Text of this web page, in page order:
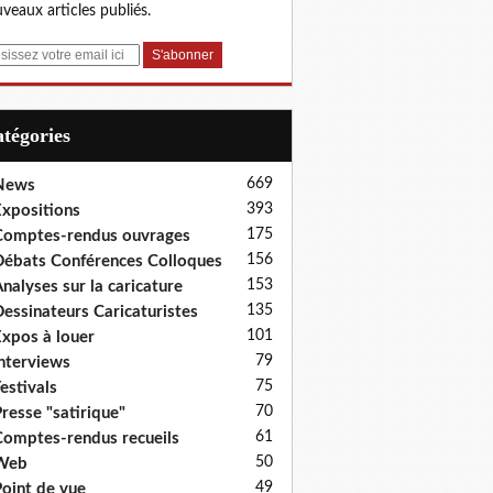
articles publiés.
669
393
rendus ouvrages 175
Conférences Colloques 156
sur la caricature 153
Caricaturistes 135
à louer 101
79
75
"satirique" 70
rendus recueils 61
50
de vue 49